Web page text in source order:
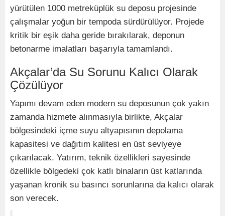
yürütülen 1000 metreküplük su deposu projesinde
çalışmalar yoğun bir tempoda sürdürülüyor. Projede
kritik bir eşik daha geride bırakılarak, deponun
betonarme imalatları başarıyla tamamlandı.
Akçalar’da Su Sorunu Kalıcı Olarak
Çözülüyor
Yapımı devam eden modern su deposunun çok yakın
zamanda hizmete alınmasıyla birlikte, Akçalar
bölgesindeki içme suyu altyapısının depolama
kapasitesi ve dağıtım kalitesi en üst seviyeye
çıkarılacak. Yatırım, teknik özellikleri sayesinde
özellikle bölgedeki çok katlı binaların üst katlarında
yaşanan kronik su basıncı sorunlarına da kalıcı olarak
son verecek.